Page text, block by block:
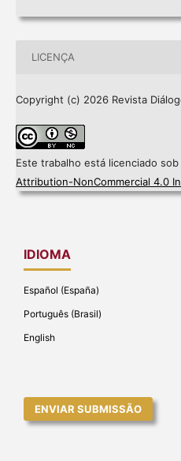
LICENÇA
Copyright (c) 2026 Revista
Este trabalho está licenciado sob
Attribution-NonCommercial 4.0
IDIOMA
Español (España)
Português (Brasil)
English
ENVIAR SUBMISSÃO